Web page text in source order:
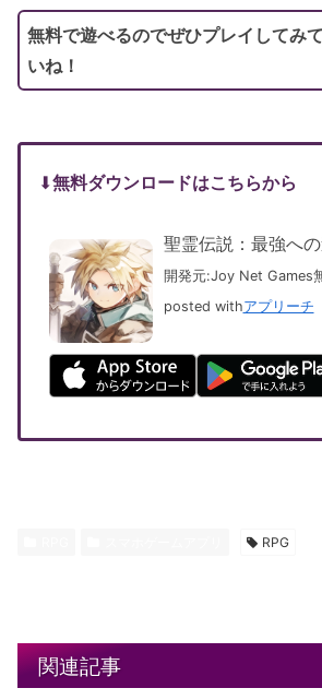
無料で遊べるのでぜひプレイしてみ
いね！
⬇︎無料ダウンロードはこちらから
聖霊伝説：最強へ
開発元:Joy Net Games
posted withアプリーチ
RPG
関連記事